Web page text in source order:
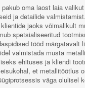
oma laost laia
ja detailide
jaoks võimalikult
spetsialiseeritud
tööd märgatavalt
valmistada musta
ehituses ja kliendi
et metallitöötlus
väga olulisel